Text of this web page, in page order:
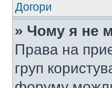
Догори
» Чому я не
Права на
груп